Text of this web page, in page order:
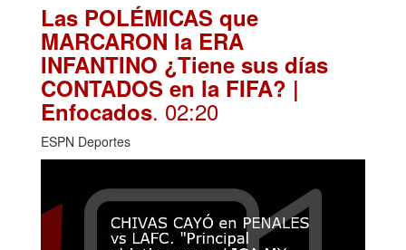
Las POLÉMICAS que
MARCARON la ERA
INFANTINO ¿Tiene sus días
CONTADOS en la FIFA? |
Enfocados. 02:20
ESPN Deportes